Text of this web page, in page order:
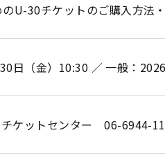
U-30チケットのご購入方法
日（金）10:30 ／ 一般：
ケットセンター 06-6944-